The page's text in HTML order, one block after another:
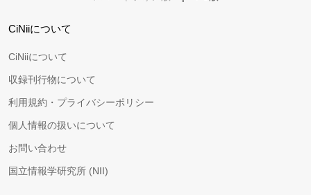
CiNiiについて
CiNiiについて
収録刊行物について
利用規約・プライバシーポリシー
個人情報の扱いについて
お問い合わせ
国立情報学研究所 (NII)